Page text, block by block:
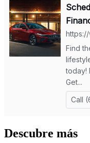
Descubre más